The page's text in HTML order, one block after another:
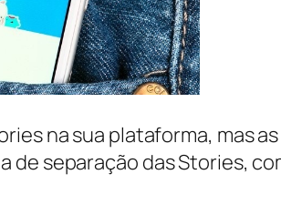
na sua plataforma, mas
separação das Stories,